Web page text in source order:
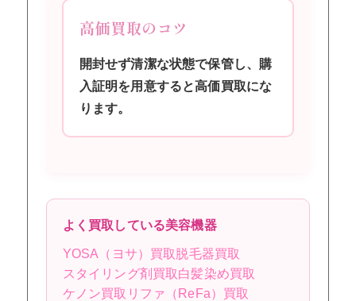
高価買取のコツ
開封せず清潔な状態で保管し、購
入証明を用意すると高価買取にな
ります。
よく買取している美容機器
YOSA（ヨサ）買取 脱毛器買取
スタイリング剤買取白髪染め買取
ケノン買取 リファ（ReFa）買取